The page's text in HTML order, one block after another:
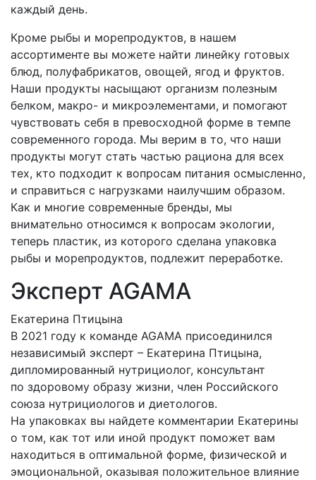
каждый день.
Кроме рыбы и морепродуктов, в нашем
ассортименте вы можете найти линейку готовых
блюд, полуфабрикатов, овощей, ягод и фруктов.
Наши продукты насыщают организм полезным
белком, макро- и микроэлементами, и помогают
чувствовать себя в превосходной форме в темпе
современного города. Мы верим в то, что наши
продукты могут стать частью рациона для всех
тех, кто подходит к вопросам питания осмысленно,
и справиться с нагрузками наилучшим образом.
Как и многие современные бренды, мы
внимательно относимся к вопросам экологии,
теперь пластик, из которого сделана упаковка
рыбы и морепродуктов, подлежит переработке.
Эксперт AGAMA
Екатерина Птицына
В 2021 году к команде AGAMA присоединился
независимый эксперт – Екатерина Птицына,
дипломированный нутрициолог, консультант
по здоровому образу жизни, член Российского
союза нутрициологов и диетологов.
На упаковках вы найдете комментарии Екатерины
о том, как тот или иной продукт поможет вам
находиться в оптимальной форме, физической и
эмоциональной, оказывая положительное влияние